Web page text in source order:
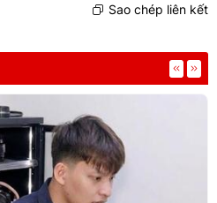
Sao chép liên kết